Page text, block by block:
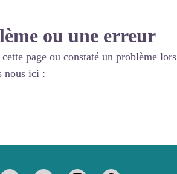
ou une erreur
page ou constaté un problème lors
nous ici :